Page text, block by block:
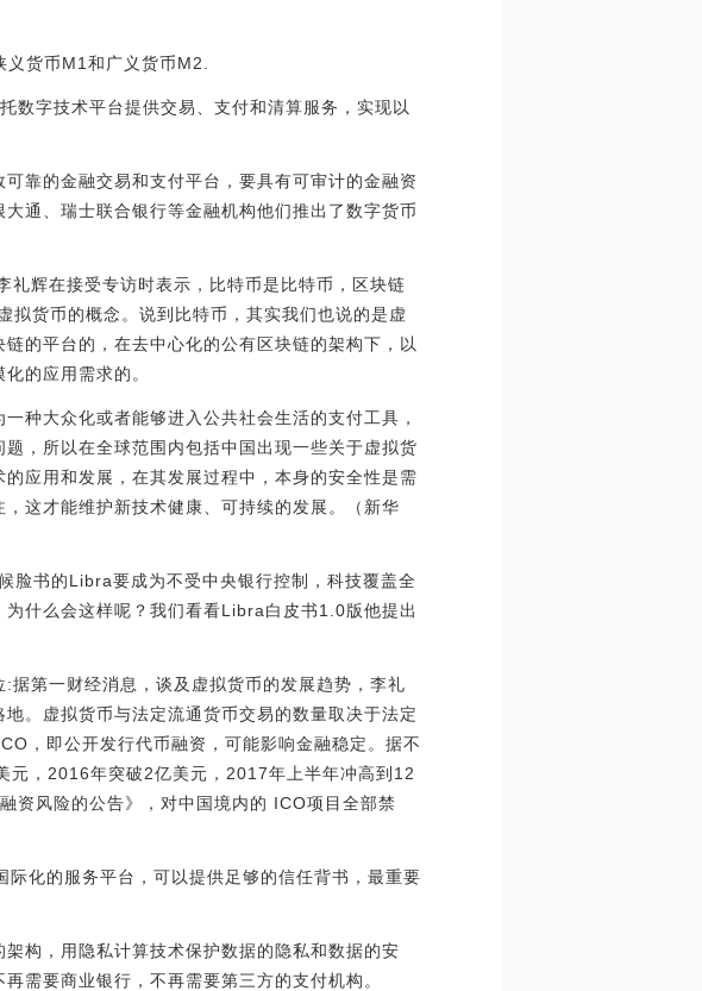
货币M1和广义货币M2.
数字技术平台提供交易、支付和清算服务，实现以
靠的金融交易和支付平台，要具有可审计的金融资
通、瑞士联合银行等金融机构他们推出了数字货币
辉在接受专访时表示，比特币是比特币，区块链
货币的概念。说到比特币，其实我们也说的是虚
的平台的，在去中心化的公有区块链的架构下，以
的应用需求的。
种大众化或者能够进入公共社会生活的支付工具，
，所以在全球范围内包括中国出现一些关于虚拟货
应用和发展，在其发展过程中，本身的安全性是需
这才能维护新技术健康、可持续的发展。（新华
脸书的Libra要成为不受中央银行控制，科技覆盖全
什么会这样呢？我们看看Libra白皮书1.0版他提出
第一财经消息，谈及虚拟货币的发展趋势，李礼
。虚拟货币与法定流通货币交易的数量取决于法定
，即公开发行代币融资，可能影响金融稳定。据不
，2016年突破2亿美元，2017年上半年冲高到12
资风险的公告》，对中国境内的 ICO项目全部禁
化的服务平台，可以提供足够的信任背书，最重要
构，用隐私计算技术保护数据的隐私和数据的安
需要商业银行，不再需要第三方的支付机构。